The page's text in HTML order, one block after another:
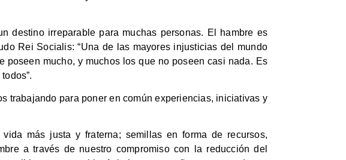
destino irreparable para muchas personas. El hambre es
Rei Socialis: “Una de las mayores injusticias del mundo
poseen mucho, y muchos los que no poseen casi nada. Es
trabajando para poner en común experiencias, iniciativas y
más justa y fraterna; semillas en forma de recursos,
a través de nuestro compromiso con la reducción del